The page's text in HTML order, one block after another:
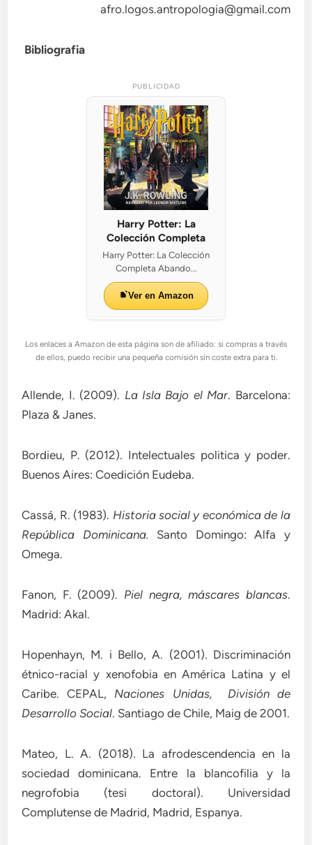
afro.logos.antropologia@gmail.com
Bibliografia
PUBLICIDAD
Harry Potter: La
Colección Completa
Harry Potter: La Colección
Completa Abando...
Ver en Amazon
Los enlaces a Amazon de esta página son de afiliado: si compras a través
de ellos, puedo recibir una pequeña comisión sin coste extra para ti.
Allende, I. (2009). La Isla Bajo el Mar. Barcelona:
Plaza & Janes.
Bordieu, P. (2012). Intelectuales politica y poder.
Buenos Aires: Coedición Eudeba.
Cassá, R. (1983). Historia social y económica de la
República Dominicana. Santo Domingo: Alfa y
Omega.
Fanon, F. (2009). Piel negra, máscares blancas.
Madrid: Akal.
Hopenhayn, M. i Bello, A. (2001). Discriminación
étnico-racial y xenofobia en América Latina y el
Caribe. CEPAL, Naciones Unidas, División de
Desarrollo Social. Santiago de Chile, Maig de 2001.
Mateo, L. A. (2018). La afrodescendencia en la
sociedad dominicana. Entre la blancofilia y la
negrofobia (tesi doctoral). Universidad
Complutense de Madrid, Madrid, Espanya.